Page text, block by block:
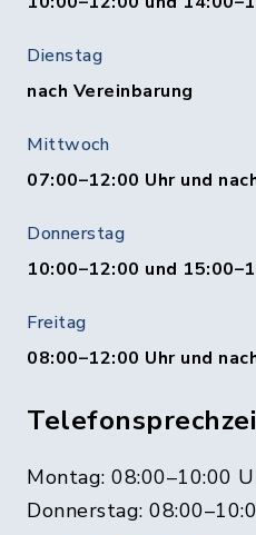
Dienstag
nach Vereinbarung
Mittwoch
07:00–12:00 Uhr und
Donnerstag
10:00–12:00 und
Freitag
08:00–12:00 Uhr und
Montag: 08:00–10:00
Donnerstag: